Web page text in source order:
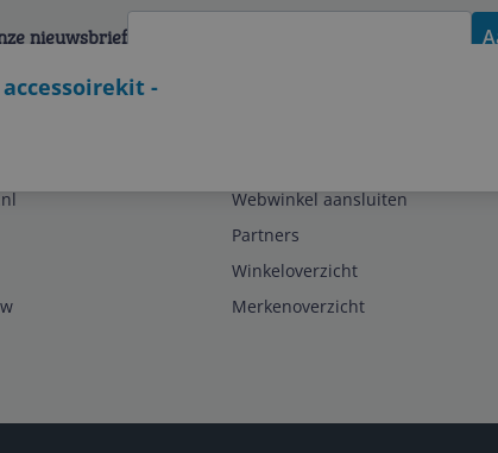
accessoirekit -
nieuwsbrief
Webwinkel aansluiten
Partners
Winkeloverzicht
Merkenoverzicht